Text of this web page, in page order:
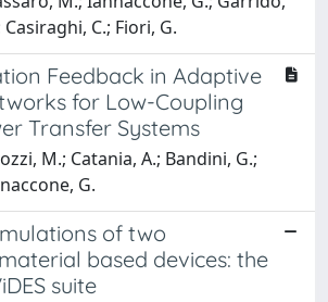
Casiraghi, C.; Fiori, G.
Feedback in Adaptive
for Low-Coupling
Transfer Systems
M.; Catania, A.; Bandini, G.;
G.
of two
based devices: the
suite